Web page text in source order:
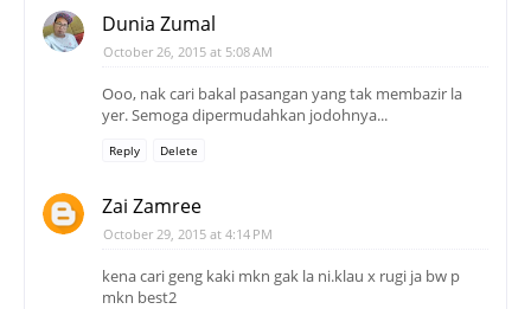
Dunia Zumal
October 26, 2015 at 5:08 AM
Ooo, nak cari bakal pasangan yang tak membazir la
yer. Semoga dipermudahkan jodohnya...
Reply Delete
Zai Zamree
October 29, 2015 at 4:14 PM
kena cari geng kaki mkn gak la ni.klau x rugi ja bw p
mkn best2